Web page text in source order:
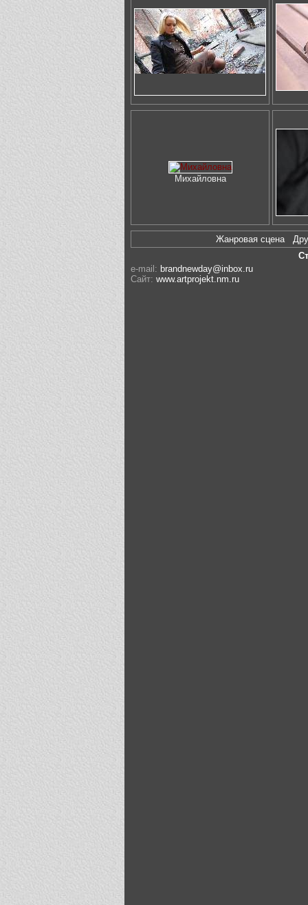
Михайловна
Жанровая сцена
e-mail: brandnewday@inbox.ru
Сайт: www.artprojekt.nm.ru